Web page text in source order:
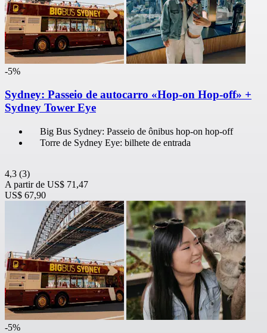
-5%
Sydney: Passeio de autocarro «Hop-on Hop-off» +
Sydney Tower Eye
Big Bus Sydney: Passeio de ônibus hop-on hop-off
Torre de Sydney Eye: bilhete de entrada
4,3 (3)
A partir de US$ 71,47
US$ 67,90
-5%